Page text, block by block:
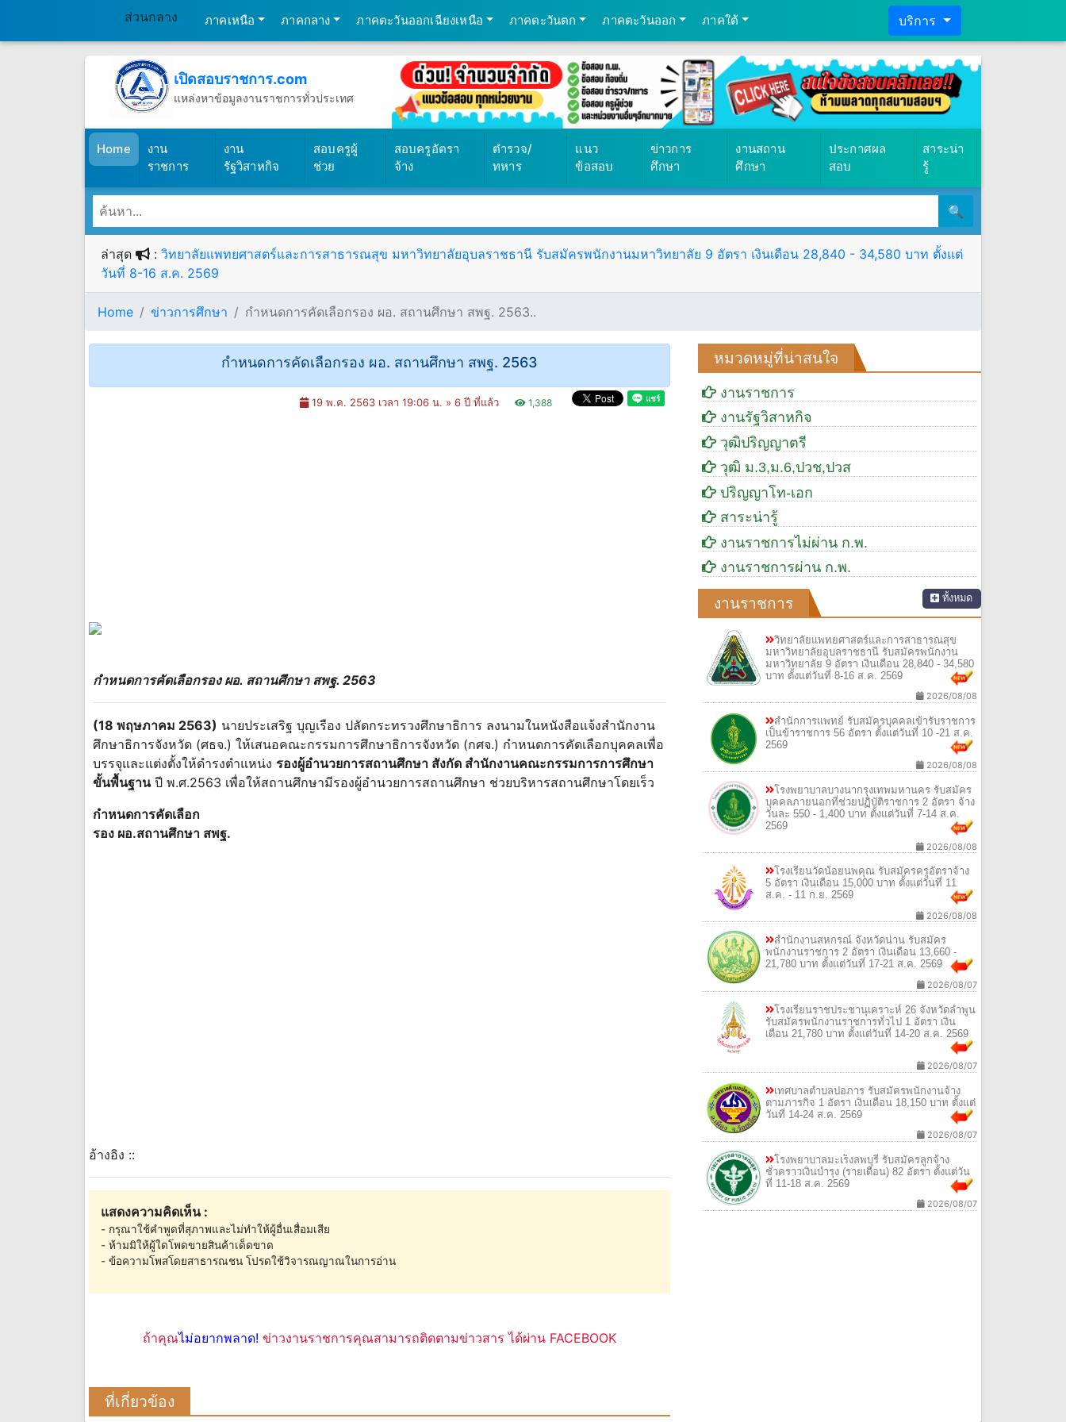
ส่วนกลาง ภาคเหนือ ภาคกลาง ภาคตะวันออกเฉียงเหนือ ภาคตะวันตก ภาคตะวันออก ภาคใต้ บริการ
เปิดสอบราชการ.com
แหล่งหาข้อมูลงานราชการทั่วประเทศ
Home(เปิดสอบราชการ)
งาน
ราชการ
งาน
รัฐวิสาหกิจ
สอบครูผู้
ช่วย
สอบครูอัตรา
จ้าง
ตำรวจ/
ทหาร
แนว
ข้อสอบ
ข่าวการ
ศึกษา
งานสถาน
ศึกษา
ประกาศผล
สอบ
สาระน่า
รู้
🔍
ล่าสุด : วิทยาลัยแพทยศาสตร์และการสาธารณสุข มหาวิทยาลัยอุบลราชธานี รับสมัครพนักงานมหาวิทยาลัย 9 อัตรา เงินเดือน 28,840 - 34,580 บาท ตั้งแต่
วันที่ 8-16 ส.ค. 2569
Home ข่าวการศึกษา กำหนดการคัดเลือกรอง ผอ. สถานศึกษา สพฐ. 2563..
กำหนดการคัดเลือกรอง ผอ. สถานศึกษา สพฐ. 2563
19 พ.ค. 2563 เวลา 19:06 น. »6 ปี ที่แล้ว 1,388
กำหนดการคัดเลือกรอง ผอ. สถานศึกษา สพฐ. 2563
(18 พฤษภาคม 2563) นายประเสริฐ บุญเรือง ปลัดกระทรวงศึกษาธิการ ลงนามในหนังสือแจ้งสำนักงาน
ศึกษาธิการจังหวัด (ศธจ.) ให้เสนอคณะกรรมการศึกษาธิการจังหวัด (กศจ.) กำหนดการคัดเลือกบุคคลเพื่อ
บรรจุและแต่งตั้งให้ดำรงตำแหน่ง รองผู้อำนวยการสถานศึกษา สังกัด สำนักงานคณะกรรมการการศึกษา
ขั้นพื้นฐานปี พ.ศ.2563 เพื่อให้สถานศึกษามีรองผู้อำนวยการสถานศึกษา ช่วยบริหารสถานศึกษาโดยเร็ว
กำหนดการคัดเลือก
รอง ผอ.สถานศึกษา สพฐ.
อ้างอิง ::
แสดงความคิดเห็น :
- กรุณาใช้คำพูดที่สุภาพและไม่ทำให้ผู้อื่นเสื่อมเสีย
- ห้ามมิให้ผู้ใดโพดขายสินค้าเด็ดขาด
- ข้อความโพสโดยสาธารณชน โปรดใช้วิจารณญาณในการอ่าน
ถ้าคุณไม่อยากพลาด! ข่าวงานราชการคุณสามารถติดตามข่าวสาร ได้ผ่าน FACEBOOK
ที่เกี่ยวข้อง
หมวดหมู่ที่น่าสนใจ
งานราชการ
งานรัฐวิสาหกิจ
วุฒิปริญญาตรี
วุฒิ ม.3,ม.6,ปวช,ปวส
ปริญญาโท-เอก
สาระน่ารู้
งานราชการไม่ผ่าน ก.พ.
งานราชการผ่าน ก.พ.
งานราชการ ทั้งหมด
วิทยาลัยแพทยศาสตร์และการสาธารณสุข
มหาวิทยาลัยอุบลราชธานี รับสมัครพนักงาน
มหาวิทยาลัย 9 อัตรา เงินเดือน 28,840 - 34,580
บาท ตั้งแต่วันที่ 8-16 ส.ค. 2569
2026/08/08
สำนักการแพทย์ รับสมัครบุคคลเข้ารับราชการ
เป็นข้าราชการ 56 อัตรา ตั้งแต่วันที่ 10 -21 ส.ค.
2569
2026/08/08
โรงพยาบาลบางนากรุงเทพมหานคร รับสมัคร
บุคคลภายนอกที่ช่วยปฏิบัติราชการ 2 อัตรา จ้าง
วันละ 550 - 1,400 บาท ตั้งแต่วันที่ 7-14 ส.ค.
2569
2026/08/08
โรงเรียนวัดน้อยนพคุณ รับสมัครครูอัตราจ้าง
5 อัตรา เงินเดือน 15,000 บาท ตั้งแต่วันที่ 11
ส.ค. - 11 ก.ย. 2569
2026/08/08
สำนักงานสหกรณ์ จังหวัดน่าน รับสมัคร
พนักงานราชการ 2 อัตรา เงินเดือน 13,660 -
21,780 บาท ตั้งแต่วันที่ 17-21 ส.ค. 2569
2026/08/07
โรงเรียนราชประชานุเคราะห์ 26 จังหวัดลำพูน
รับสมัครพนักงานราชการทั่วไป 1 อัตรา เงิน
เดือน 21,780 บาท ตั้งแต่วันที่ 14-20 ส.ค. 2569
2026/08/07
เทศบาลตำบลปอภาร รับสมัครพนักงานจ้าง
ตามภารกิจ 1 อัตรา เงินเดือน 18,150 บาท ตั้งแต่
วันที่ 14-24 ส.ค. 2569
2026/08/07
โรงพยาบาลมะเร็งลพบุรี รับสมัครลูกจ้าง
ชั่วคราวเงินบำรุง (รายเดือน) 82 อัตรา ตั้งแต่วัน
ที่ 11-18 ส.ค. 2569
2026/08/07